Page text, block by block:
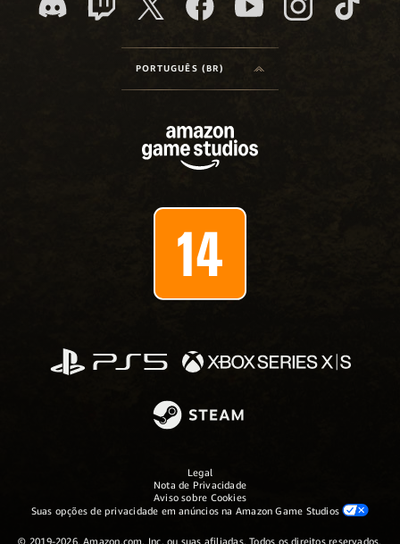
PORTUGUÊS (BR)
Legal
Nota de Privacidade
Aviso sobre Cookies
Suas opções de privacidade em anúncios na Amazon Game Studios
© 2019-2026, Amazon.com, Inc. ou suas afiliadas. Todos os direitos reservados.